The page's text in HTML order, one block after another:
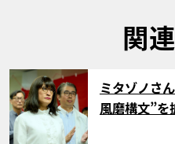
関
サムネイル
ミタゾノさ
風磨構文”